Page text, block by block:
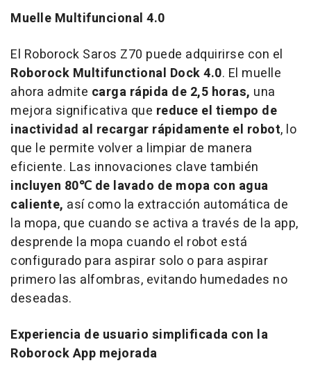
Muelle Multifuncional 4.0
El Roborock Saros Z70 puede adquirirse con el
Roborock Multifunctional Dock 4.0. El muelle
ahora admite carga rápida de 2,5 horas, una
mejora significativa que reduce el tiempo de
inactividad al recargar rápidamente el robot, lo
que le permite volver a limpiar de manera
eficiente. Las innovaciones clave también
incluyen 80℃ de lavado de mopa con agua
caliente, así como la extracción automática de
la mopa, que cuando se activa a través de la app,
desprende la mopa cuando el robot está
configurado para aspirar solo o para aspirar
primero las alfombras, evitando humedades no
deseadas.
Experiencia de usuario simplificada con la
Roborock App mejorada